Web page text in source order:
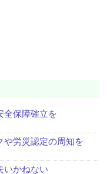
全保障確立を
労災認定の周知を
いかねない